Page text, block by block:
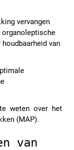
vervangen
organoleptische
van
weten over het
(MAP).
van